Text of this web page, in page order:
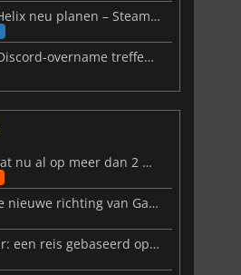
Microsoft könnte Project Helix neu planen – Steam-Support wackelt
Malware-kaarten en een Discord-overname treffen Meccha Chameleon
Resident Evil Veronica staat nu al op meer dan 2 miljoen verlanglijstjes
Beast of Reincarnation: de nieuwe richting van Game Freak
Big Walk is nu verkrijgbaar: een reis gebaseerd op vriendschap